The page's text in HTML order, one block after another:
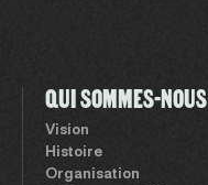
QUI SOMMES-NOUS
Vision
Histoire
Organisation